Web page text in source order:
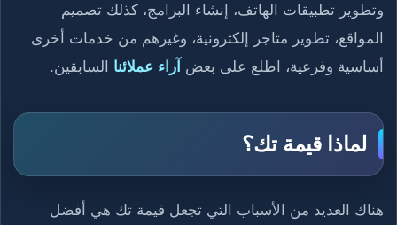
وتطوير تطبيقات الهاتف، إنشاء البرامج، كذلك تصميم
المواقع، تطوير متاجر إلكترونية، وغيرهم من خدمات أخرى
أساسية وفرعية، اطلع على بعض
آراء عملائنا السابقين.
لماذا قيمة تك؟
هناك العديد من الأسباب التي تجعل قيمة تك هي أفضل